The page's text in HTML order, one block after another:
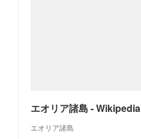
エオリア諸島 - Wikipedia
エオリア諸島